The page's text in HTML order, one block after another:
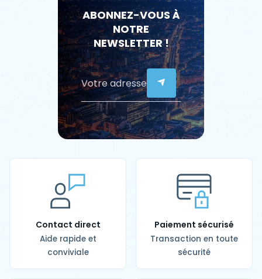
ABONNEZ-VOUS À
NOTRE
NEWSLETTER !
Contact direct
Aide rapide et
conviviale
Paiement sécurisé
Transaction en toute
sécurité